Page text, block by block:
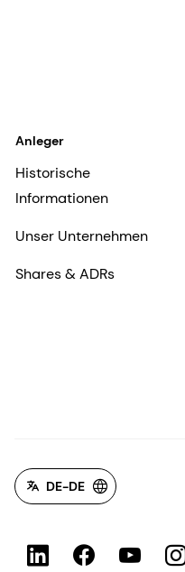
Anleger
Historische
Informationen
Unser Unternehmen
Shares & ADRs
DE-DE